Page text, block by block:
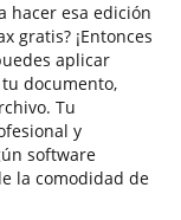
hacer esa edición
gratis? ¡Entonces
aplicar
documento,
Tu
y
software
la comodidad de